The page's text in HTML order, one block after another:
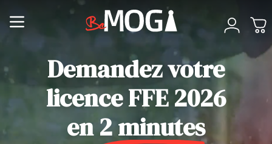
Demandez votre
licence FFE 2026
en2 minutes